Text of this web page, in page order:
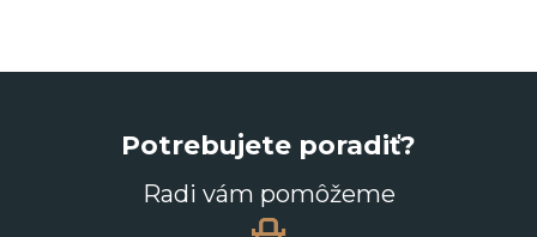
Potrebujete poradiť?
Radi vám pomôžeme